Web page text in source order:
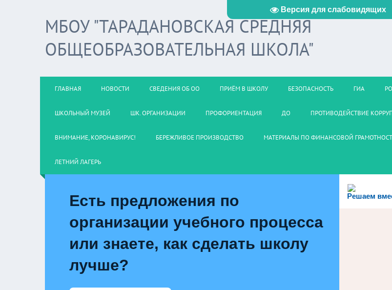
Версия для слабовидящих
МБОУ "ТАРАДАНОВСКАЯ СРЕДНЯЯ
ОБЩЕОБРАЗОВАТЕЛЬНАЯ ШКОЛА"
ГЛАВНАЯ НОВОСТИ СВЕДЕНИЯ ОБ ОО ПРИЁМ В ШКОЛУ БЕЗОПАСНОСТЬ ГИА
ШКОЛЬНЫЙ МУЗЕЙ ШК. ОРГАНИЗАЦИИ ПРОФОРИЕНТАЦИЯ ДО ПРОТИВОДЕЙСТВИЕ
ВНИМАНИЕ, КОРОНАВИРУС! БЕРЕЖЛИВОЕ ПРОИЗВОДСТВО МАТЕРИАЛЫ ПО ФИНАНСОВОЙ
ЛЕТНИЙ ЛАГЕРЬ
Решаем
Есть предложения по
организации учебного процесса
или знаете, как сделать школу
лучше?